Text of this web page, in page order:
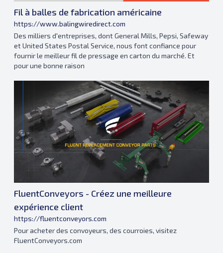
Fil à balles de fabrication américaine
https://www.balingwiredirect.com
Des milliers d'entreprises, dont General Mills, Pepsi, Safeway
et United States Postal Service, nous font confiance pour
fournir le meilleur fil de pressage en carton du marché. Et
pour une bonne raison
FluentConveyors - Créez une meilleure
expérience client
https://fluentconveyors.com
Pour acheter des convoyeurs, des courroies, visitez
FluentConveyors.com